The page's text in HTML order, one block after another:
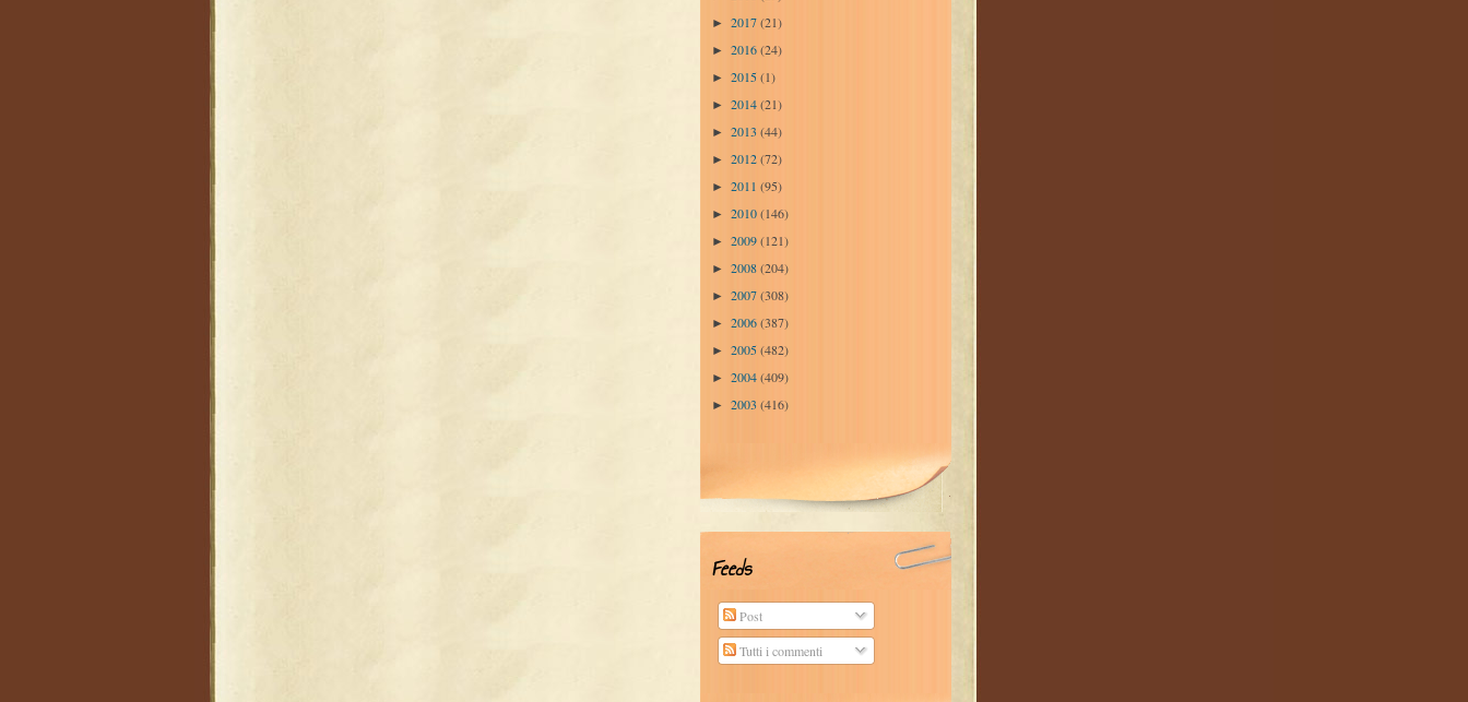
► 2017(21)
► 2016(24)
► 2015(1)
► 2014(21)
► 2013 (44)
► 2012(72)
► 2011 (95)
► 2010(146)
► 2009(121)
► 2008(204)
► 2007(308)
► 2006(387)
► 2005(482)
► 2004(409)
► 2003 (416)
Feeds
Post
Tutti i commenti